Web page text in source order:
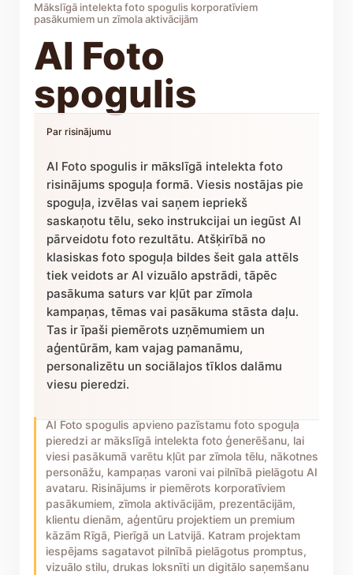
Mākslīgā intelekta foto spogulis korporatīviem
pasākumiem un zīmola aktivācijām
AI Foto
spogulis
Par risinājumu
AI Foto spogulis ir mākslīgā intelekta foto
risinājums spoguļa formā. Viesis nostājas pie
spoguļa, izvēlas vai saņem iepriekš
saskaņotu tēlu, seko instrukcijai un iegūst AI
pārveidotu foto rezultātu. Atšķirībā no
klasiskas foto spoguļa bildes šeit gala attēls
tiek veidots ar AI vizuālo apstrādi, tāpēc
pasākuma saturs var kļūt par zīmola
kampaņas, tēmas vai pasākuma stāsta daļu.
Tas ir īpaši piemērots uzņēmumiem un
aģentūrām, kam vajag pamanāmu,
personalizētu un sociālajos tīklos dalāmu
viesu pieredzi.
AI Foto spogulis apvieno pazīstamu foto spoguļa
pieredzi ar mākslīgā intelekta foto ģenerēšanu, lai
viesi pasākumā varētu kļūt par zīmola tēlu, nākotnes
personāžu, kampaņas varoni vai pilnībā pielāgotu AI
avataru. Risinājums ir piemērots korporatīviem
pasākumiem, zīmola aktivācijām, prezentācijām,
klientu dienām, aģentūru projektiem un premium
kāzām Rīgā, Pierīgā un Latvijā. Katram projektam
iespējams sagatavot pilnībā pielāgotus promptus,
vizuālo stilu, drukas loksnīti un digitālo saņemšanu